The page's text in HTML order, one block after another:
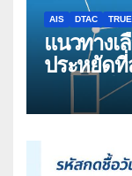
AIS DTAC
แนวทาง
ประหยัด
เปรียบเ